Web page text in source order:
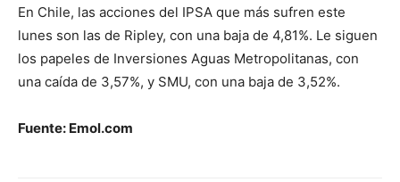
En Chile, las acciones del IPSA que más sufren este
lunes son las de Ripley, con una baja de 4,81%. Le siguen
los papeles de Inversiones Aguas Metropolitanas, con
una caída de 3,57%, y SMU, con una baja de 3,52%.
Fuente: Emol.com